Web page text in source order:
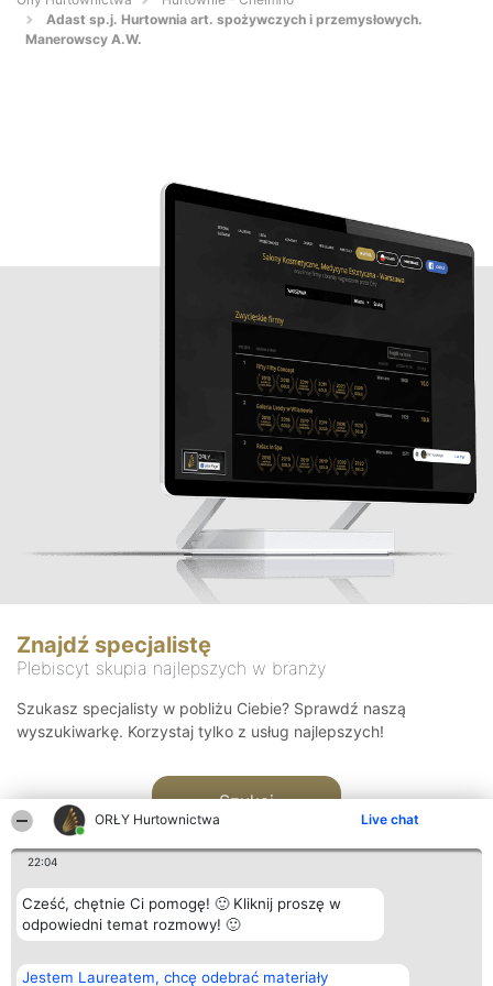
ORŁY Hurtownictwa Live chat
22:04
Cześć, chętnie Ci pomogę! 🙂 Kliknij proszę w
odpowiedni temat rozmowy! 🙂
Jestem Laureatem, chcę odebrać materiały
Adast sp.j. Hurtownia art. spożywczych i przemysłowych.
Manerowscy A.W.
Znajdź specjalistę
Plebiscyt skupia najlepszych w branży
Szukasz specjalisty w pobliżu Ciebie? Sprawdź naszą
wyszukiwarkę. Korzystaj tylko z usług najlepszych!
Szukaj
Organizator plebiscytu
Bright Side Solutions sp. z o.
Plebiscyt
Laureaci
Kontakt
Kontakt